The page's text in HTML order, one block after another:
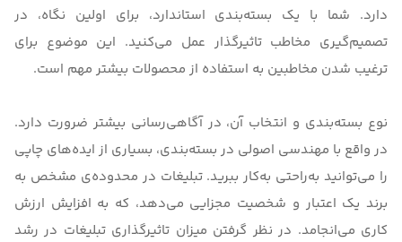
دارد. شما با یک بسته‌بندی استاندارد، برای اولین نگاه، در
تصمیم‌گیری مخاطب تاثیرگذار عمل می‌کنید. این موضوع برای
ترغیب شدن مخاطبین به استفاده از محصولات بیشتر مهم است.
نوع بسته‌بندی و انتخاب آن، در آگاهی‌رسانی بیشتر ضرورت دارد.
در واقع با مهندسی اصولی در بسته‌بندی، بسیاری از ایده‌های چاپی
را می‌توانید به‌راحتی به‌کار ببرید. تبلیغات در محدوده‌ی مشخص به
برند یک اعتبار و شخصیت مجزایی می‌دهد، که به افزایش ارزش
کاری می‌انجامد. در نظر گرفتن میزان تاثیرگذاری تبلیغات در رشد